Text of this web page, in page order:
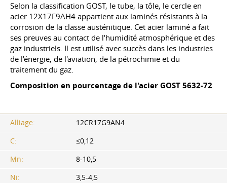
Selon la classification GOST, le tube, la tôle, le cercle en
acier 12Х17Г9АН4 appartient aux laminés résistants à la
corrosion de la classe austénitique. Cet acier laminé a fait
ses preuves au contact de l'humidité atmosphérique et des
gaz industriels. Il est utilisé avec succès dans les industries
de l'énergie, de l'aviation, de la pétrochimie et du
traitement du gaz.
Composition en pourcentage de l'acierGOST 5632-72
Alliage:
12CR17G9AN4
C:
≤0,12
Mn:
8-10,5
Ni:
3,5-4,5